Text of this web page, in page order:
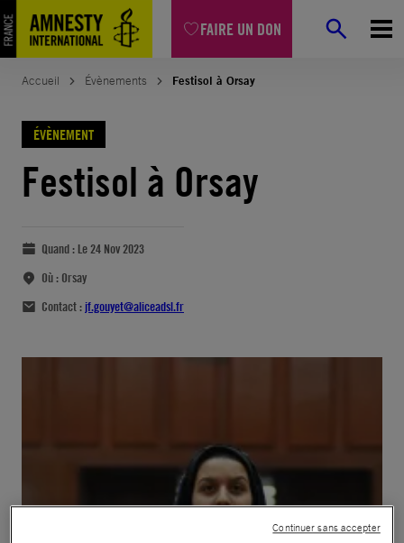
FAIRE UN DON
Accueil Évènements Festisol à Orsay
ÉVÈNEMENT
Festisol à Orsay
Quand : Le 24 Nov 2023
Où : Orsay
Contact : jf.gouyet@aliceadsl.fr
Continuer sans accepter